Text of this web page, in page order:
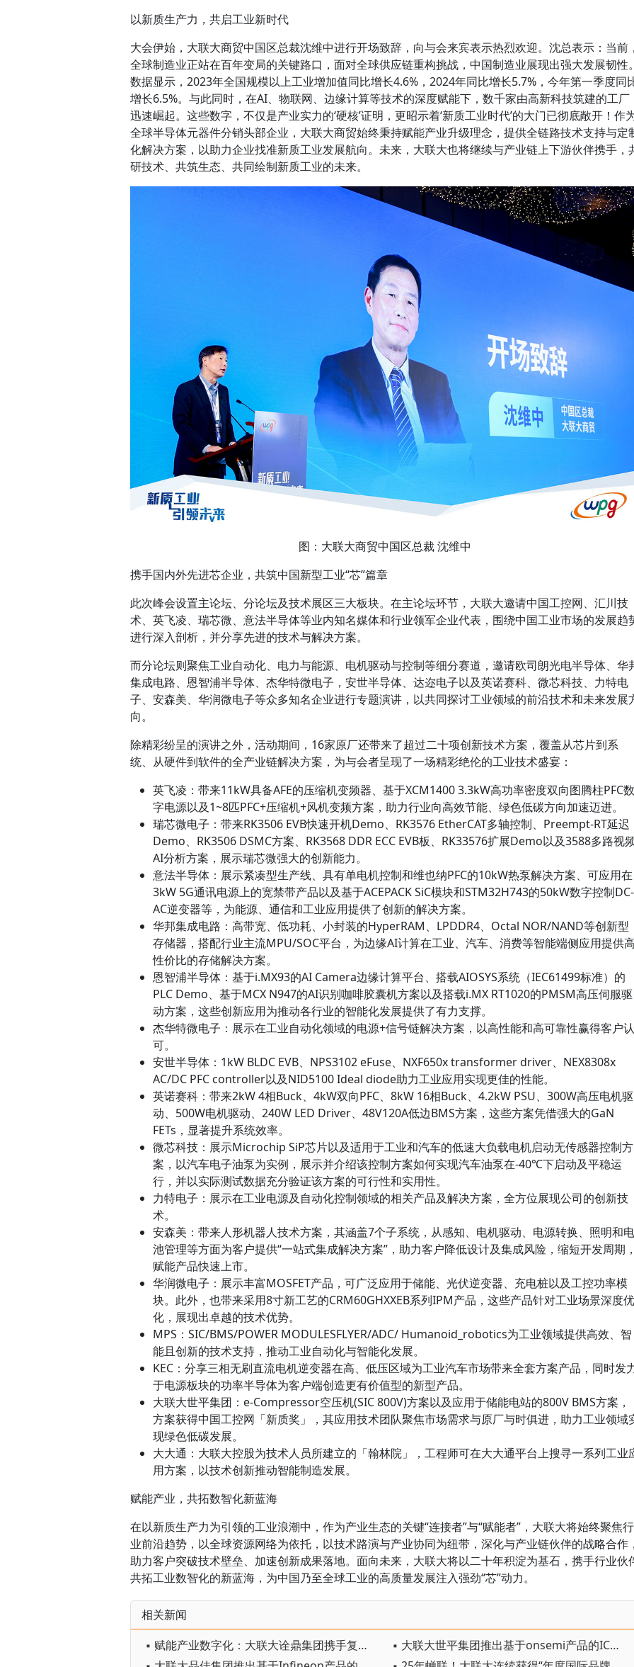
以新质生产力，共启工业新时代
大会伊始，大联大商贸中国区总裁沈维中进行开场致辞，向与会来宾表示热烈欢迎。沈总表示：当前，
全球制造业正站在百年变局的关键路口，面对全球供应链重构挑战，中国制造业展现出强大发展韧性。
数据显示，2023年全国规模以上工业增加值同比增长4.6%，2024年同比增长5.7%，今年第一季度同
增长6.5%。与此同时，在AI、物联网、边缘计算等技术的深度赋能下，数千家由高新科技筑建的工厂
迅速崛起。这些数字，不仅是产业实力的‘硬核’证明，更昭示着‘新质工业时代’的大门已彻底敞开！作
全球半导体元器件分销头部企业，大联大商贸始终秉持赋能产业升级理念，提供全链路技术支持与定
化解决方案，以助力企业找准新质工业发展航向。未来，大联大也将继续与产业链上下游伙伴携手，
研技术、共筑生态、共同绘制新质工业的未来。
图：大联大商贸中国区总裁 沈维中
携手国内外先进芯企业，共筑中国新型工业“芯”篇章
此次峰会设置主论坛、分论坛及技术展区三大板块。在主论坛环节，大联大邀请中国工控网、汇川技
术、英飞凌、瑞芯微、意法半导体等业内知名媒体和行业领军企业代表，围绕中国工业市场的发展趋
进行深入剖析，并分享先进的技术与解决方案。
而分论坛则聚焦工业自动化、电力与能源、电机驱动与控制等细分赛道，邀请欧司朗光电半导体、华
集成电路、恩智浦半导体、杰华特微电子，安世半导体、达迩电子以及英诺赛科、微芯科技、力特电
子、安森美、华润微电子等众多知名企业进行专题演讲，以共同探讨工业领域的前沿技术和未来发展
向。
除精彩纷呈的演讲之外，活动期间，16家原厂还带来了超过二十项创新技术方案，覆盖从芯片到系
统、从硬件到软件的全产业链解决方案，为与会者呈现了一场精彩绝伦的工业技术盛宴：
英飞凌：带来11kW具备AFE的压缩机变频器、基于XCM1400 3.3kW高功率密度双向图腾柱PFC数
字电源以及1~8匹PFC+压缩机+风机变频方案，助力行业向高效节能、绿色低碳方向加速迈进。
瑞芯微电子：带来RK3506 EVB快速开机Demo、RK3576 EtherCAT多轴控制、Preempt-RT延迟
Demo、RK3506 DSMC方案、RK3568 DDR ECC EVB板、RK33576扩展Demo以及3588多路视
AI分析方案，展示瑞芯微强大的创新能力。
意法半导体：展示紧凑型生产线、具有单电机控制和维也纳PFC的10kW热泵解决方案、可应用在
3kW 5G通讯电源上的宽禁带产品以及基于ACEPACK SiC模块和STM32H743的50kW数字控制DC-
AC逆变器等，为能源、通信和工业应用提供了创新的解决方案。
华邦集成电路：高带宽、低功耗、小封装的HyperRAM、LPDDR4、Octal NOR/NAND等创新型
存储器，搭配行业主流MPU/SOC平台，为边缘AI计算在工业、汽车、消费等智能端侧应用提供高
性价比的存储解决方案。
恩智浦半导体：基于i.MX93的AI Camera边缘计算平台、搭载AIOSYS系统（IEC61499标准）的
PLC Demo、基于MCX N947的AI识别咖啡胶囊机方案以及搭载i.MX RT1020的PMSM高压伺服驱
动方案，这些创新应用为推动各行业的智能化发展提供了有力支撑。
杰华特微电子：展示在工业自动化领域的电源+信号链解决方案，以高性能和高可靠性赢得客户认
可。
安世半导体：1kW BLDC EVB、NPS3102 eFuse、NXF650x transformer driver、NEX8308x
AC/DC PFC controller以及NID5100 Ideal diode助力工业应用实现更佳的性能。
英诺赛科：带来2kW 4相Buck、4kW双向PFC、8kW 16相Buck、4.2kW PSU、300W高压电机驱
动、500W电机驱动、240W LED Driver、48V120A低边BMS方案，这些方案凭借强大的GaN
FETs，显著提升系统效率。
微芯科技：展示Microchip SiP芯片以及适用于工业和汽车的低速大负载电机启动无传感器控制方
案，以汽车电子油泵为实例，展示并介绍该控制方案如何实现汽车油泵在-40℃下启动及平稳运
行，并以实际测试数据充分验证该方案的可行性和实用性。
力特电子：展示在工业电源及自动化控制领域的相关产品及解决方案，全方位展现公司的创新技
术。
安森美：带来人形机器人技术方案，其涵盖7个子系统，从感知、电机驱动、电源转换、照明和电
池管理等方面为客户提供“一站式集成解决方案”，助力客户降低设计及集成风险，缩短开发周期，
赋能产品快速上市。
华润微电子：展示丰富MOSFET产品，可广泛应用于储能、光伏逆变器、充电桩以及工控功率模
块。此外，也带来采用8寸新工艺的CRM60GHXXEB系列IPM产品，这些产品针对工业场景深度优
化，展现出卓越的技术优势。
MPS：SIC/BMS/POWER MODULESFLYER/ADC/ Humanoid_robotics为工业领域提供高效、智
能且创新的技术支持，推动工业自动化与智能化发展。
KEC：分享三相无刷直流电机逆变器在高、低压区域为工业汽车市场带来全套方案产品，同时发
于电源板块的功率半导体为客户端创造更有价值型的新型产品。
大联大世平集团：e-Compressor空压机(SIC 800V)方案以及应用于储能电站的800V BMS方案，
方案获得中国工控网「新质奖」，其应用技术团队聚焦市场需求与原厂与时俱进，助力工业领域
现绿色低碳发展。
大大通：大联大控股为技术人员所建立的「翰林院」，工程师可在大大通平台上搜寻一系列工业
用方案，以技术创新推动智能制造发展。
赋能产业，共拓数智化新蓝海
在以新质生产力为引领的工业浪潮中，作为产业生态的关键“连接者”与“赋能者”，大联大将始终聚焦行
业前沿趋势，以全球资源网络为依托，以技术路演与产业协同为纽带，深化与产业链伙伴的战略合作，
助力客户突破技术壁垒、加速创新成果落地。面向未来，大联大将以二十年积淀为基石，携手行业伙
共拓工业数智化的新蓝海，为中国乃至全球工业的高质量发展注入强劲“芯”动力。
相关新闻
▪ 赋能产业数字化：大联大诠鼎集团携手复旦微电子成功举办RFID与传感协同研讨会
▪ 大联大世平集团推出基于onsemi产品的IC评估板方案